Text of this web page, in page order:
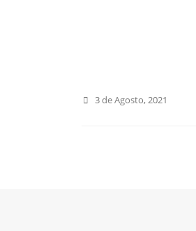
3 de Agosto, 2021